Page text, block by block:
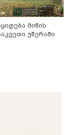
მიწის
უწერაში